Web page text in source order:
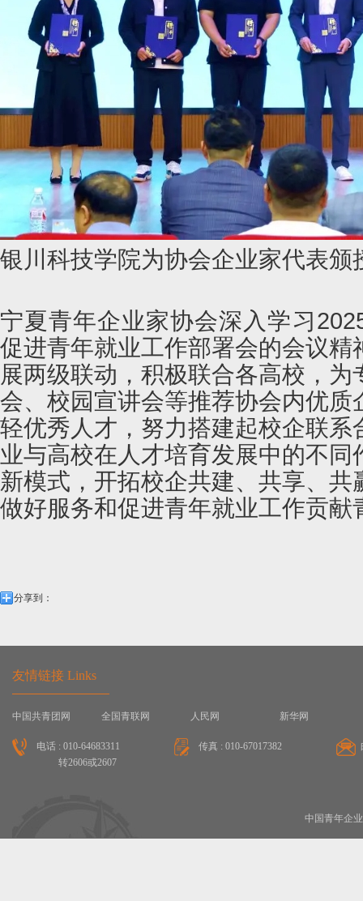
银川科技学院为协会企业家代表颁
宁夏青年企业家协会深入学习
促进青年就业工作部署会的会议精
展两级联动，积极联合各高校，
会、校园宣讲会等推荐协会内优质
轻优秀人才，努力搭建起校企联系
业与高校在人才培育发展中的不
新模式，开拓校企共建、共享、
做好服务和促进青年就业工作贡献
分享到：
友情链接 Links
中国共青团网 全国青联网 人民网 新华网
电话 : 010-64683311
转2606或2607
传真 : 010-67017382
中国青年企